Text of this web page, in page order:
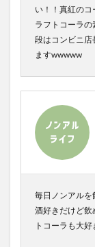
い！！真紅の
ラフトコーラ
段はコンビニ店
ますwwwww
毎日ノンアルを
酒好きだけど飲
トコーラも大好